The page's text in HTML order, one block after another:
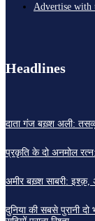
Advertise with
Headlines
दाता गंज बख़्श अली:
प्रकृति के दो अनमोल
अमीर बख़्श साबरी: इश्क़,
दुनिया की सबसे पुरानी